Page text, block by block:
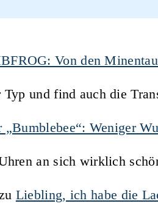
Von den
und find auch die
„Bumblebee“: Weniger
an sich wirklich
Liebling, ich habe die